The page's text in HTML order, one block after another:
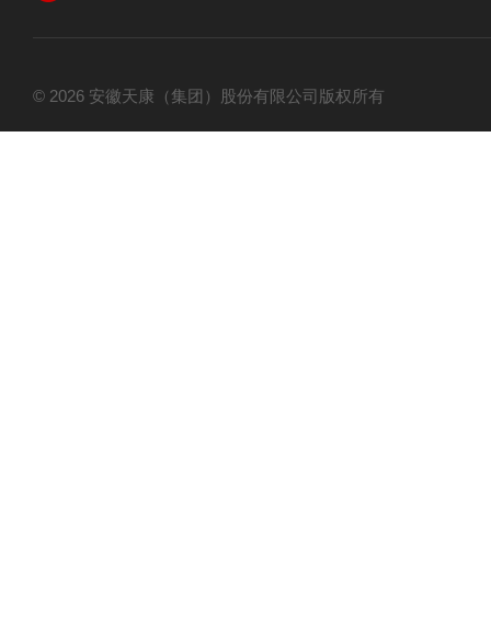
© 2026 安徽天康（集团）股份有限公司版权所有